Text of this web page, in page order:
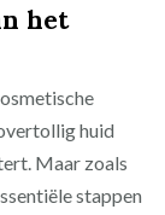
het
huid
Maar zoals
stappen